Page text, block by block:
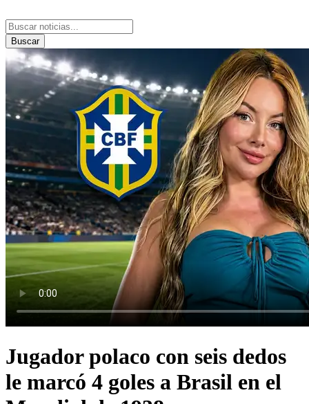
Buscar
Jugador polaco con seis dedos
le marcó 4 goles a Brasil en el